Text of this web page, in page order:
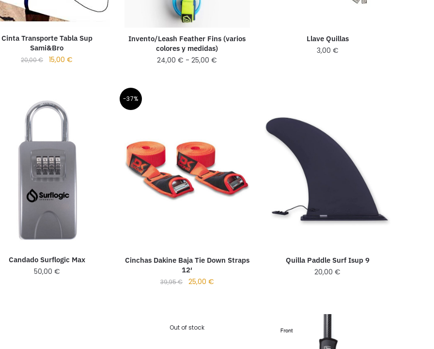
Cinta Transporte Tabla Sup
Sami&Bro
20,00€ 15,00€
Invento/Leash Feather Fins (varios
colores y medidas)
24,00€ - 25,00€
Llave Quillas
3,00 €
Candado Surflogic Max
50,00 €
-37%
Cinchas Dakine Baja Tie Down Straps
12′
39,95€ 25,00 €
Quilla Paddle Surf Isup 9
20,00€
Out of stock